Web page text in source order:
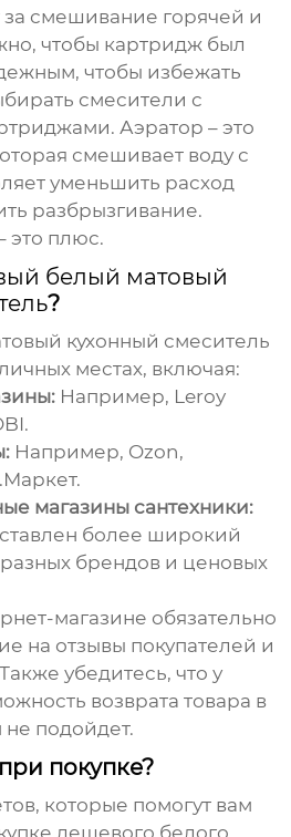
за смешивание горячей и
чтобы картридж был
чтобы избежать
смесители с
Аэратор – это
смешивает воду с
уменьшить расход
разбрызгивание.
это плюс.
белый матовый
?
кухонный смеситель
местах, включая:
Например, Leroy
Например, Ozon,
магазины сантехники:
более широкий
брендов и ценовых
магазине обязательно
на отзывы покупателей и
убедитесь, что у
возврата товара в
не подойдет.
покупке?
которые помогут вам